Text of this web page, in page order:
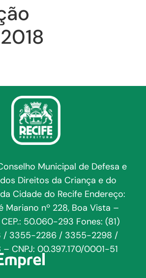
Municipal de Defesa e
Direitos da Criança e do
Cidade do Recife Endereço:
Mariano nº 228, Boa Vista –
50.060-293 Fones: (81)
/ 3355-2286 / 3355-2298 /
CNPJ: 00.397.170/0001-51